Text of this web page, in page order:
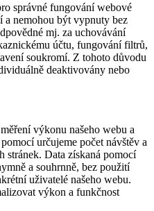
správné fungování webové
a nemohou být vypnuty bez
mj. za uchovávání
účtu, fungování filtrů,
soukromí. Z tohoto důvodu
deaktivovány nebo
výkonu našeho webu a
určujeme počet návštěv a
stránek. Data získaná pomocí
a souhrnně, bez použití
uživatelé našeho webu.
výkon a funkčnost